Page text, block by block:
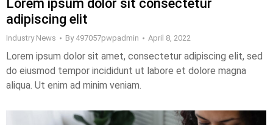
Lorem ipsum dolor sit consectetur
adipiscing elit
Industry News By 497057pwpadmin April 8, 2022
Lorem ipsum dolor sit amet, consectetur adipiscing elit, sed
do eiusmod tempor incididunt ut labore et dolore magna
aliqua. Ut enim ad minim veniam.